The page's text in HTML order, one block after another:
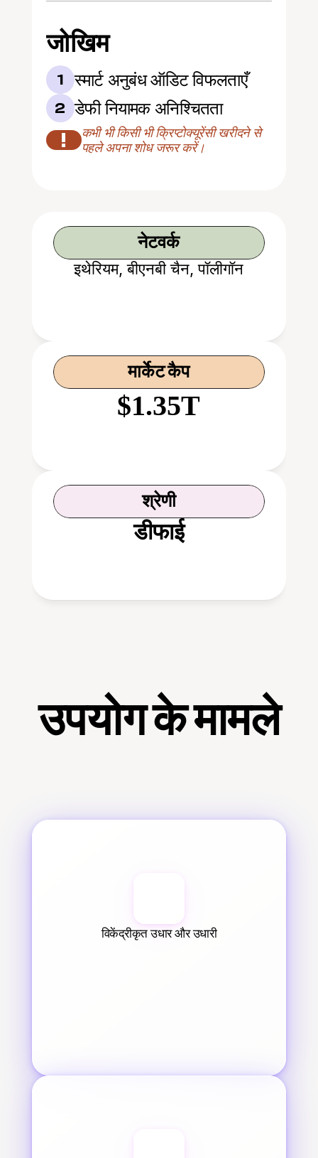
जोखिम
1 स्मार्ट अनुबंध ऑडिट विफलताएँ
2 डेफी नियामक अनिश्चितता
!
कभी भी किसी भी क्रिप्टोक्यूरेंसी खरीदने से
पहले अपना शोध जरूर करें।
नेटवर्क
इथेरियम, बीएनबी चैन, पॉलीगॉन
मार्केट कैप
$1.35T
श्रेणी
डीफाई
उपयोग के मामले
विकेंद्रीकृत उधार और उधारी